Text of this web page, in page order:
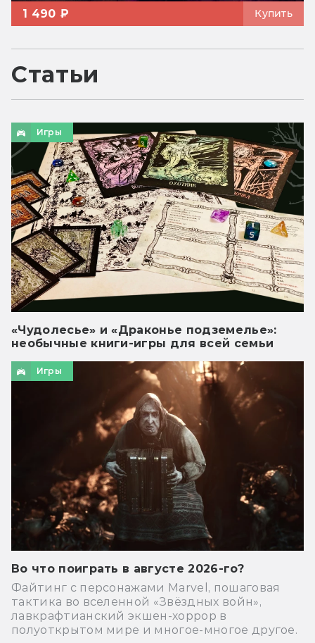
1 490 ₽ Купить
Статьи
Игры
«Чудолесье» и «Драконье подземелье»:
необычные книги-игры для всей семьи
Игры
Во что поиграть в августе 2026-го?
Файтинг с персонажами Marvel, пошаговая
тактика во вселенной «Звёздных войн»,
лавкрафтианский экшен-хоррор в
полуоткрытом мире и многое-многое другое.